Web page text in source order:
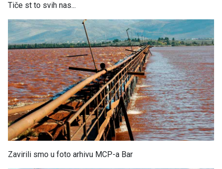
Tiče st to svih nas...
Zavirili smo u foto arhivu MCP-a Bar